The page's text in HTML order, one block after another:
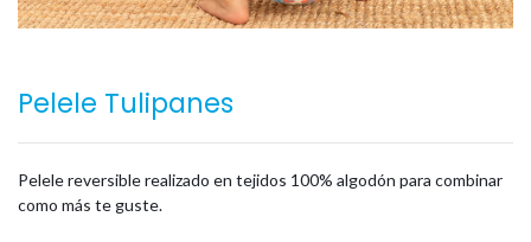
Pelele Tulipanes
Pelele reversible realizado en tejidos 100% algodón para combinar
como más te guste.